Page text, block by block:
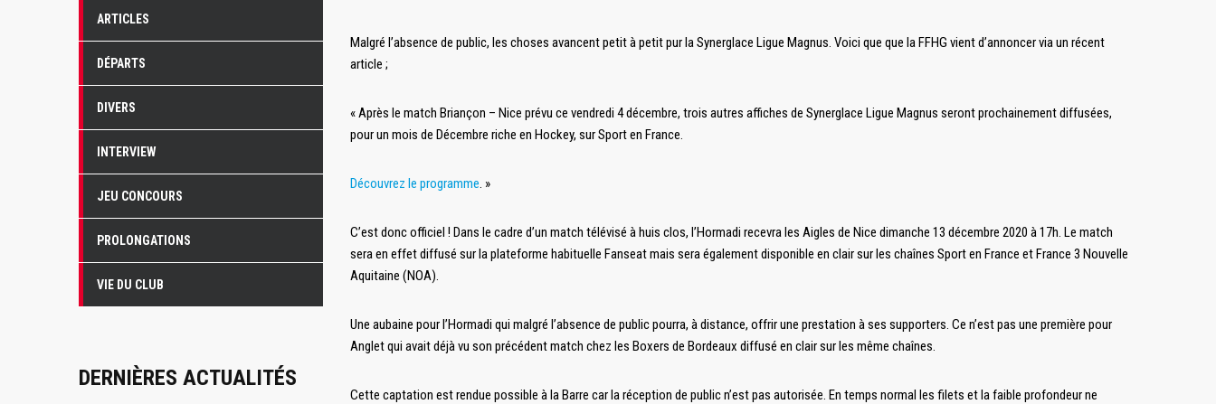
Malgré l’absence de public, les choses avancent petit à petit pur la Synerglace Ligue Magnus. Voici que que la FFHG vient d’annoncer via un récent
article ;
« Après le match Briançon – Nice prévu ce vendredi 4 décembre, trois autres affiches de Synerglace Ligue Magnus seront prochainement diffusées,
pour un mois de Décembre riche en Hockey, sur Sport en France.
Découvrez le programme. »
C’est donc officiel ! Dans le cadre d’un match télévisé à huis clos, l’Hormadi recevra les Aigles de Nice dimanche 13 décembre 2020 à 17h. Le match
sera en effet diffusé sur la plateforme habituelle Fanseat mais sera également disponible en clair sur les chaînes Sport en France et France 3 Nouvelle
Aquitaine (NOA).
Une aubaine pour l’Hormadi qui malgré l’absence de public pourra, à distance, offrir une prestation à ses supporters. Ce n’est pas une première pour
Anglet qui avait déjà vu son précédent match chez les Boxers de Bordeaux diffusé en clair sur les même chaînes.
Cette captation est rendue possible à la Barre car la réception de public n’est pas autorisée. En temps normal les filets et la faible profondeur ne
ARTICLES
DÉPARTS
DIVERS
INTERVIEW
JEU CONCOURS
PROLONGATIONS
VIE DU CLUB
DERNIÈRES ACTUALITÉS